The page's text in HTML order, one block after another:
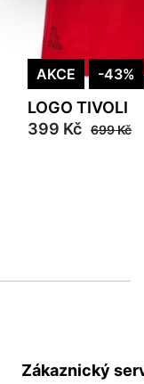
AKCE -43%
LOGO TIVOLI
399 Kč 699 Kč
Zákaznický